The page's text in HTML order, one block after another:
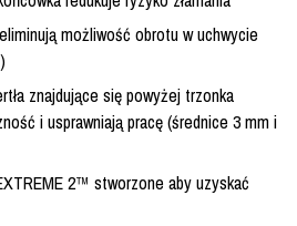
możliwość obrotu w uchwycie
znajdujące się powyżej trzonka
i usprawniają pracę (średnice 3 mm i
2™ stworzone aby uzyskać